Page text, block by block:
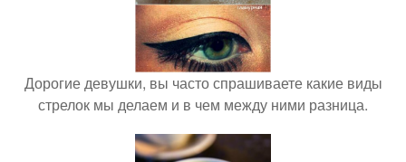
Дорогие девушки, вы часто спрашиваете какие виды
стрелок мы делаем и в чем между ними разница.